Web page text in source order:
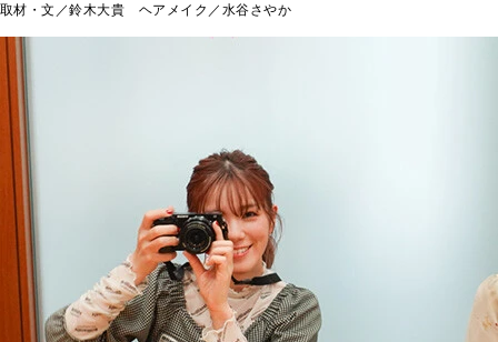
取材・文／鈴木大貴 ヘアメイク／水谷さやか